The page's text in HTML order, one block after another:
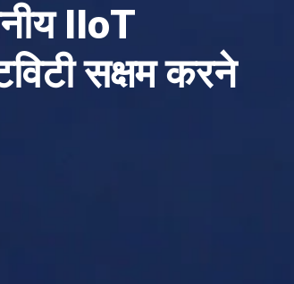
IIoT
सक्षम करने